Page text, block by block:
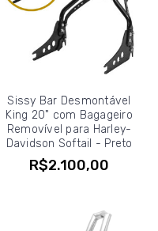
Sissy Bar Desmontável
King 20" com Bagageiro
Removível para Harley-
Davidson Softail - Preto
R$2.100,00